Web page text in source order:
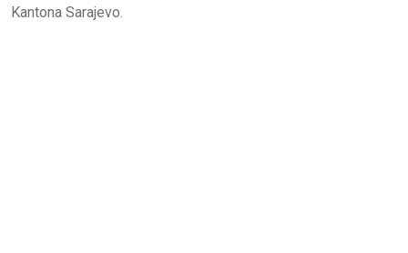
Kantona Sarajevo.